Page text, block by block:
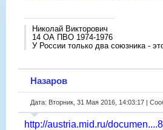
Николай Викторович
14 ОА ПВО 1974-1976
У России только два союзника -
Назаров
Дата: Вторник, 31 Мая 2016, 14:03:17 |
http://austria.mid.ru/